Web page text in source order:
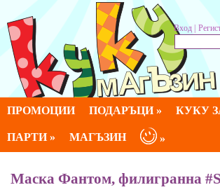
Вход
ПРОМОЦИИ ПОДАРЪЦИ » КУКУ
ПАРТИ » МАГЪЗИН »
Маска Фантом, филигранна